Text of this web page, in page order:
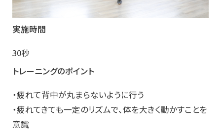
実施時間
30秒
トレーニングのポイント
・疲れて背中が丸まらないように行う
・疲れてきても一定のリズムで、体を大きく動かすことを
意識